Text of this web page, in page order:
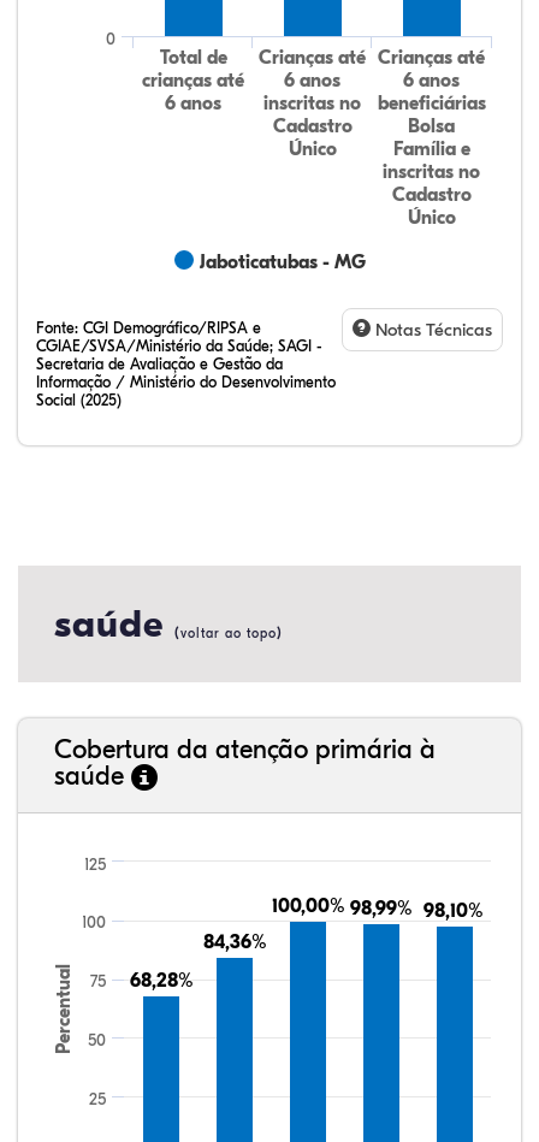
Jaboticatubas - MG
Total de
crianças até
6 anos
Crianças até
6 anos
inscritas no
Cadastro
Único
Crianças até
6 anos
beneficiárias
Bolsa
Família e
inscritas no
Cadastro
Único
0
Fonte: CGI Demográfico/RIPSA e
CGIAE/SVSA/Ministério da Saúde; SAGI -
Secretaria de Avaliação e Gestão da
Informação / Ministério do Desenvolvimento
Social (2025)
Notas Técnicas
saúde (voltar ao topo)
Cobertura da atenção primária à
saúde
Percentual 68,28%
68,28%
84,36%
84,36%
100,00%
100,00% 98,99%
98,99% 98,10%
98,10%
25
50
75
100
125